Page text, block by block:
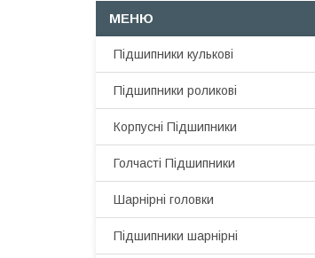
Підшипники кулькові
Підшипники роликові
Корпусні Підшипники
Голчасті Підшипники
Шарнірні головки
Підшипники шарнірні